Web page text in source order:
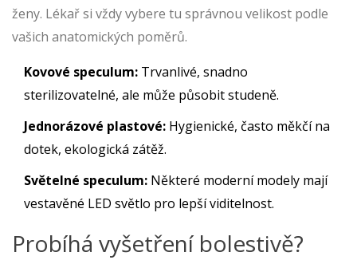
ženy. Lékař si vždy vybere tu správnou velikost podle
vašich anatomických poměrů.
Kovové speculum: Trvanlivé, snadno
sterilizovatelné, ale může působit studeně.
Jednorázové plastové: Hygienické, často měkčí na
dotek, ekologická zátěž.
Světelné speculum: Některé moderní modely mají
vestavěné LED světlo pro lepší viditelnost.
Probíhá vyšetření bolestivě?